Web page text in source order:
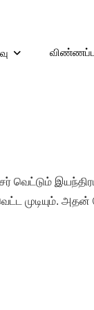
வெட்டும்
முடியும்.